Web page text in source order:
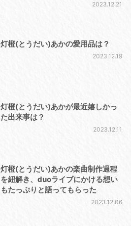
2023.12.21
灯橙(とうだい)あかの愛用品は？
2023.12.19
灯橙(とうだい)あかが最近嬉しかっ
た出来事は？
2023.12.11
灯橙(とうだい)あかの楽曲制作過程
を紐解き、duoライブにかける想い
もたっぷりと語ってもらった
2023.12.06